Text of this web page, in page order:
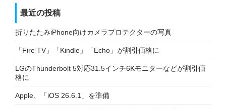
最近の投稿
折りたたみiPhone向けカメラプロテクターの写真
「Fire TV」「Kindle」「Echo」が割引価格に
LGのThunderbolt 5対応31.5インチ6Kモニターなどが割引価
格に
Apple、「iOS 26.6.1」を準備